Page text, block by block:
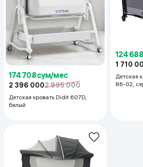
174 708 сум/мес
2 396 0002 995 000
Детская кровать Didit 607D,
белый
124
1 710
Детская
86-02,